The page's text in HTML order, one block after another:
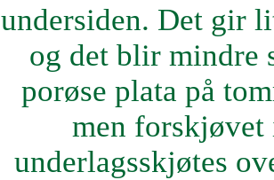
undersiden. Det gir
og det blir mindre
porøse plata på
men
underlagsskjøtes